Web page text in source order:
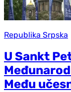
Republika Srpska
U Sankt
Među